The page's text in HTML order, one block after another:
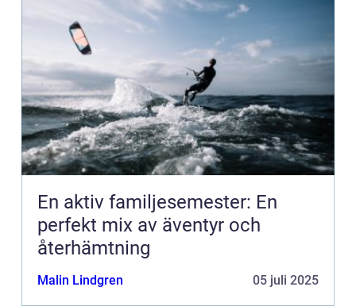
En aktiv familjesemester: En
perfekt mix av äventyr och
återhämtning
Malin Lindgren 05 juli 2025